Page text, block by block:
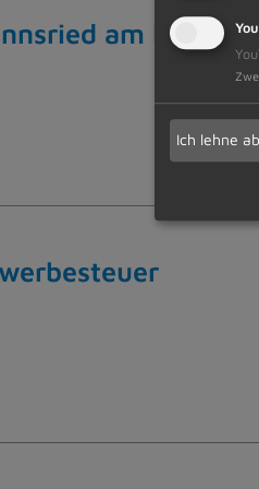
am
Ich lehne ab